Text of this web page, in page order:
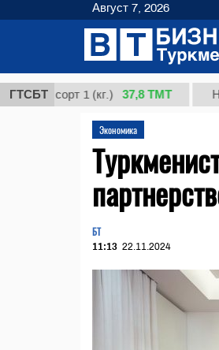
ГТСБТ
сорт 1 (кг.) 37,8 ТМТ
Экономика
БТ
11:13 22.11.2024
Август 7, 2026